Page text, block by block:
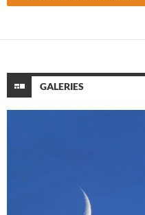
GALERIES